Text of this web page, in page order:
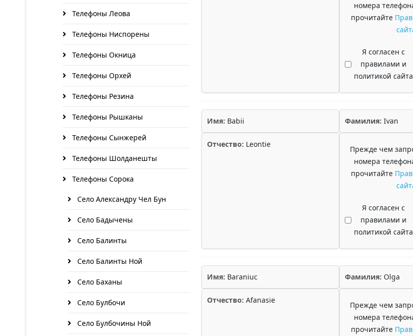
Телефоны Леова
Телефоны Ниспорены
Телефоны Окница
Телефоны Орхей
Телефоны Резина
Телефоны Рышканы
Телефоны Сынжерей
Телефоны Шолданешты
Телефоны Сорока
Село Александру Чел Бун
Село Бадычены
Село Балинты
Село Балинты Ной
Село Баханы
Село Булбочи
Село Булбочины Ной
номера
прочитайте
Я согласен с
правилами и
политикой сайта
Имя: Babii Фамилия: Ivan
Отчество: Leontie
Прежде чем
номера
прочитайте
Я согласен с
правилами и
политикой сайта
Имя: Baraniuc Фамилия: Olga
Отчество: Afanasie
Прежде чем
номера
прочитайте